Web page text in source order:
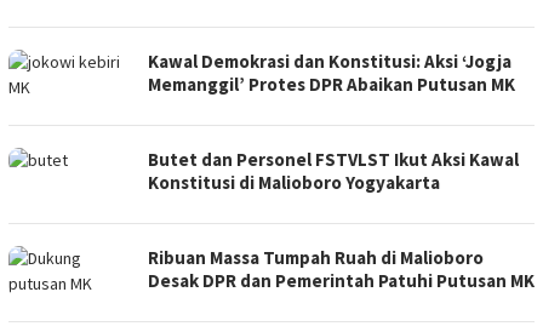
Kawal Demokrasi dan Konstitusi: Aksi ‘Jogja
Memanggil’ Protes DPR Abaikan Putusan MK
Butet dan Personel FSTVLST Ikut Aksi Kawal
Konstitusi di Malioboro Yogyakarta
Ribuan Massa Tumpah Ruah di Malioboro
Desak DPR dan Pemerintah Patuhi Putusan MK